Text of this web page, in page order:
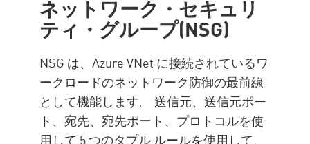
ネットワーク・セキュリ
ティ・グループ(NSG)
NSG は、Azure VNet に接続されているワ
ークロードのネットワーク防御の最前線
として機能します。 送信元、送信元ポー
ト、宛先、宛先ポート、プロトコルを使
用して 5 つのタプル ルールを使用して、